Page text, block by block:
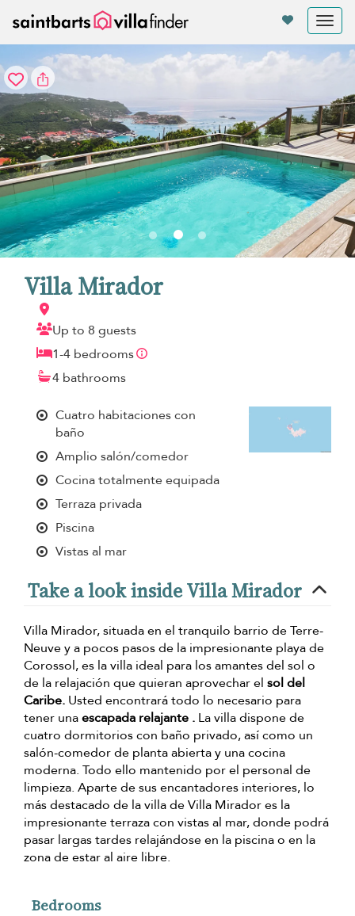
Villa Mirador
Up to 8 guests
1-4 bedrooms
4 bathrooms
Cuatro habitaciones con
baño
Amplio salón/comedor
Cocina totalmente equipada
Terraza privada
Piscina
Vistas al mar
Take a look inside Villa Mirador
Villa Mirador, situada en el tranquilo barrio de Terre-
Neuve y a pocos pasos de la impresionante playa de
Corossol, es la villa ideal para los amantes del sol o
de la relajación que quieran aprovechar el sol del
Caribe. Usted encontrará todo lo necesario para
tener unaescapada relajante . La villa dispone de
cuatro dormitorios con baño privado, así como un
salón-comedor de planta abierta y una cocina
moderna. Todo ello mantenido por el personal de
limpieza. Aparte de sus encantadores interiores, lo
más destacado de la villa de Villa Mirador es la
impresionante terraza con vistas al mar, donde podrá
pasar largas tardes relajándose en la piscina o en la
zona de estar al aire libre.
Bedrooms
Panel de gestión de cookies